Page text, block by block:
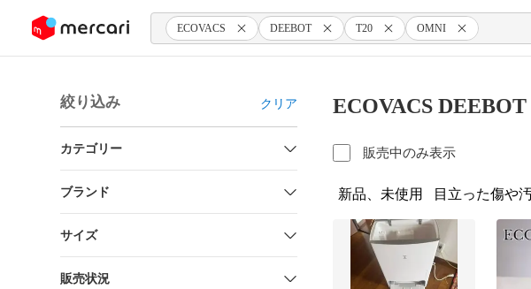
ツにスキップ ECOVACS DEEBOT T20 OMNI
絞り込み クリア
カテゴリー
ブランド
サイズ
販売状況
ECOVACS
販売中のみ表示
新品、未使用 目立った傷や